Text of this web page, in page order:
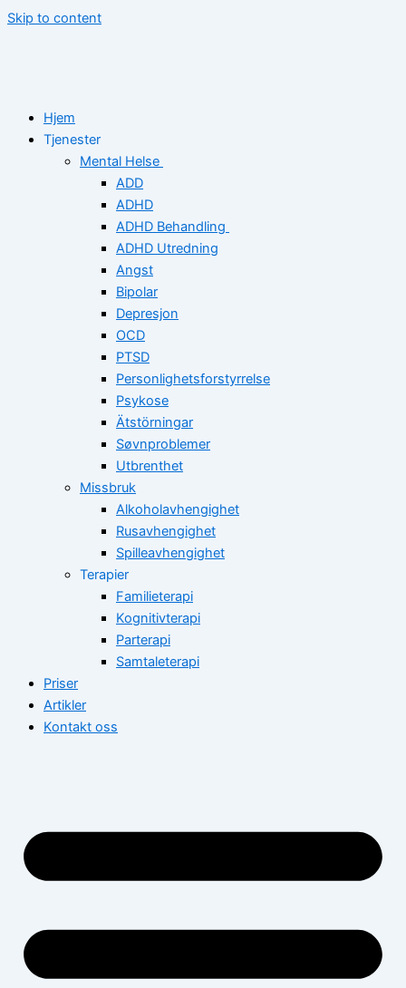
Skip to content
Hjem
Tjenester
Mental Helse
ADD
ADHD
ADHD Behandling
ADHD Utredning
Angst
Bipolar
Depresjon
OCD
PTSD
Personlighetsforstyrrelse
Psykose
Ätstörningar
Søvnproblemer
Utbrenthet
Missbruk
Alkoholavhengighet
Rusavhengighet
Spilleavhengighet
Terapier
Familieterapi
Kognitivterapi
Parterapi
Samtaleterapi
Priser
Artikler
Kontakt oss